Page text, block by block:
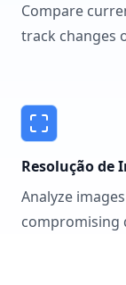
Compare
track changes
Resolução de
Analyze
compromising